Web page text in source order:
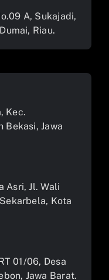
A, Sukajadi,
Riau.
Kec.
Bekasi, Jawa
Asri, Jl. Wali
Kota
01/06, Desa
Jawa Barat.